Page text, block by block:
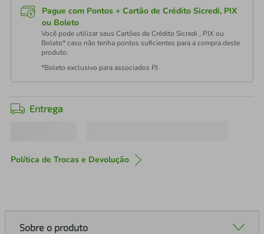
Pague com Pontos + Cartão de Crédito Sicredi, PIX
ou Boleto
Você pode utilizar seus Cartões de Crédito Sicredi , PIX ou
Boleto* caso não tenha pontos suficientes para a compra deste
produto.
*Boleto exclusivo para associados PJ
Entrega
Política de Trocas e Devolução
Sobre o produto